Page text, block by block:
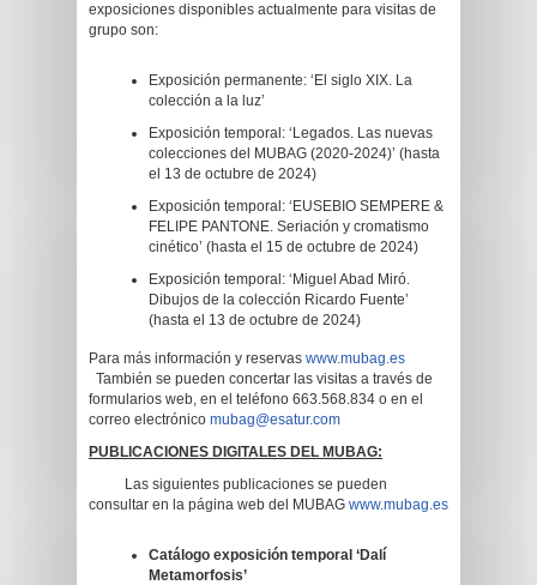
exposiciones disponibles actualmente para visitas de
grupo son:
Exposición permanente: ‘El siglo XIX. La
colección a la luz’
Exposición temporal: ‘Legados. Las nuevas
colecciones del MUBAG (2020-2024)’ (hasta
el 13 de octubre de 2024)
Exposición temporal: ‘EUSEBIO SEMPERE &
FELIPE PANTONE. Seriación y cromatismo
cinético’ (hasta el 15 de octubre de 2024)
Exposición temporal: ‘Miguel Abad Miró.
Dibujos de la colección Ricardo Fuente’
(hasta el 13 de octubre de 2024)
Para más información y reservas www.mubag.es
También se pueden concertar las visitas a través de
formularios web, en el teléfono 663.568.834 o en el
correo electrónico mubag@esatur.com
PUBLICACIONES DIGITALES DEL MUBAG:
Las siguientes publicaciones se pueden
consultar en la página web del MUBAG www.mubag.es
Catálogo exposición temporal ‘Dalí
Metamorfosis’